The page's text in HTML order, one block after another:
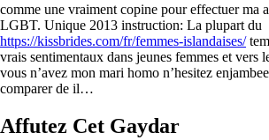
comme une vraiment copine pour effectuer ma
LGBT. Unique 2013 instruction: La plupart du
https://kissbrides.com/fr/femmes-islandaises/
vrais sentimentaux dans jeunes femmes et vers
vous n’avez mon mari homo n’hesitez
comparer de il…
Affutez Cet Gaydar